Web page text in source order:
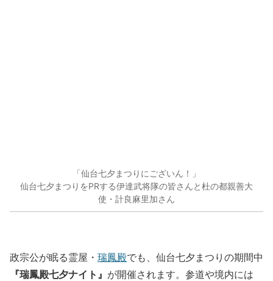
「仙台七夕まつりにございん！」
仙台七夕まつりをPRする伊達武将隊の皆さんと杜の都親善大
使・計良麻里加さん
政宗公が眠る霊屋・ 瑞鳳殿でも、仙台七夕まつりの期間中
『瑞鳳殿七夕ナイト』 が開催されます。参道や境内には